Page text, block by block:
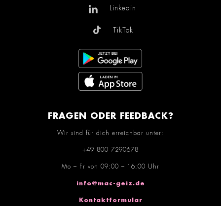
Linkedin
TikTok
FRAGEN ODER FEEDBACK?
Wir sind für dich erreichbar unter:
+49 800 7290678
Mo – Fr von 09:00 – 16:00 Uhr
info@mac-geiz.de
Kontaktformular